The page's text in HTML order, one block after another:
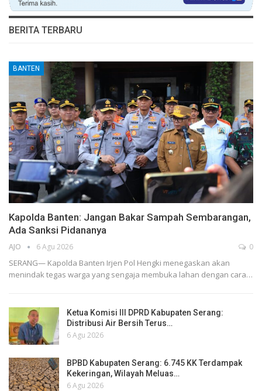
BERITA TERBARU
BANTEN
Kapolda Banten: Jangan Bakar Sampah Sembarangan,
Ada Sanksi Pidananya
AJO 6 Agu 2026 0
SERANG— Kapolda Banten Irjen Pol Hengki menegaskan akan
menindak tegas warga yang sengaja membuka lahan dengan cara…
Ketua Komisi III DPRD Kabupaten Serang:
Distribusi Air Bersih Terus…
6 Agu 2026
BPBD Kabupaten Serang: 6.745 KK Terdampak
Kekeringan, Wilayah Meluas…
6 Agu 2026